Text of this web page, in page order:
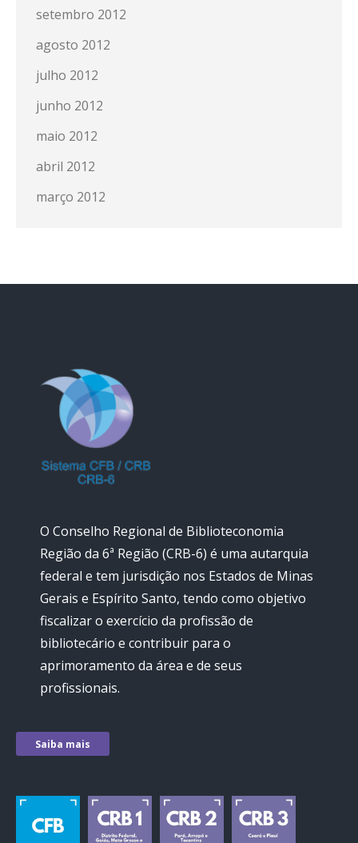
setembro 2012
agosto 2012
julho 2012
junho 2012
maio 2012
abril 2012
março 2012
O Conselho Regional de Biblioteconomia
Região da 6ª Região (CRB-6) é uma autarquia
federal e tem jurisdição nos Estados de Minas
Gerais e Espírito Santo, tendo como objetivo
fiscalizar o exercício da profissão de
bibliotecário e contribuir para o
aprimoramento da área e de seus
profissionais.
Saiba mais